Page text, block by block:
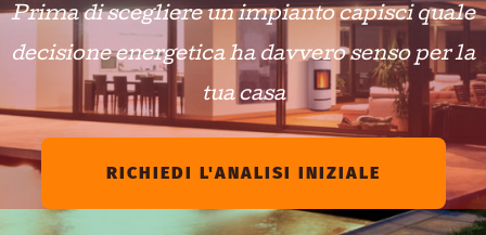
Prima di scegliere un impianto capisci quale
decisione energetica ha davvero senso per la
tua casa
RICHIEDI L'ANALISI INIZIALE